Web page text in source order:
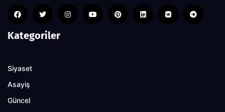
Kategoriler
Siyaset
Asayiş
Güncel